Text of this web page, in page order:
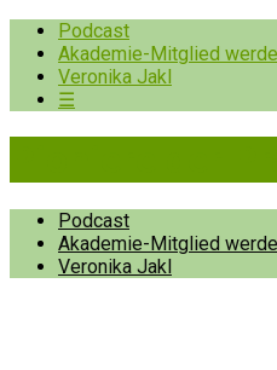
Podcast
Akademie-Mitglied
Veronika Jakl
☰
Podcast
Akademie-Mitglied
Veronika Jakl